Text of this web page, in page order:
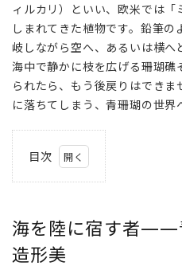
ィルカリ）といい、欧米では
しまれてきた植物です。鉛筆
岐しながら空へ、あるいは横
海中で静かに枝を広げる珊瑚
られたら、もう後戻りはでき
に落ちてしまう、青珊瑚の世界
目次
陸
に
宿
海を陸に宿す者——
造形美